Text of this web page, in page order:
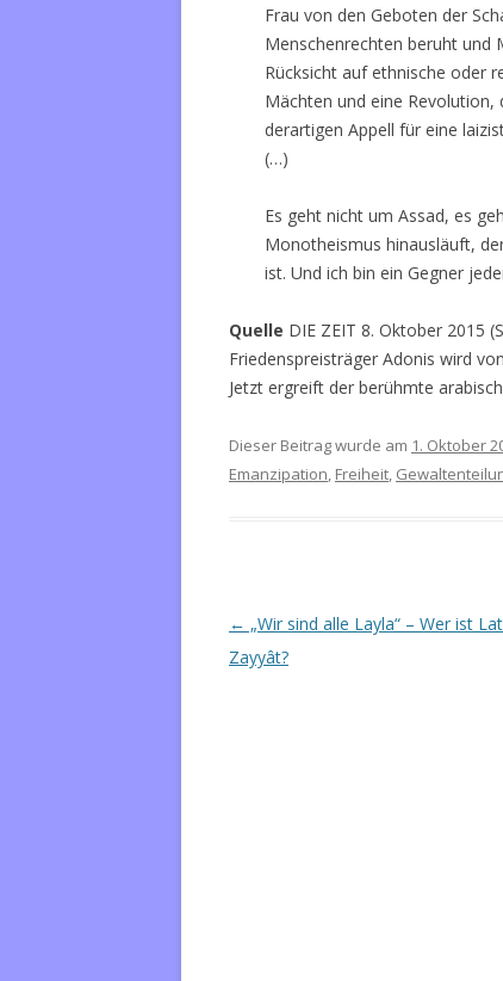
Frau von den Geboten der
Menschenrechten beruht und
Rücksicht auf ethnische oder
Mächten und eine
derartigen Appell für eine
(…)
Es geht nicht um Assad, es
Monotheismus hinausläuft,
ist. Und ich bin ein Gegner
Quelle DIE ZEIT 8. Oktober 2015
Friedenspreisträger Adonis wird
Jetzt ergreift der berühmte
Dieser Beitrag wurde am 1. Oktober
Emanzipation, Freiheit,
Beitrags-
Navigation
← „Wir sind alle Layla“ – Wer ist
Zayyât?